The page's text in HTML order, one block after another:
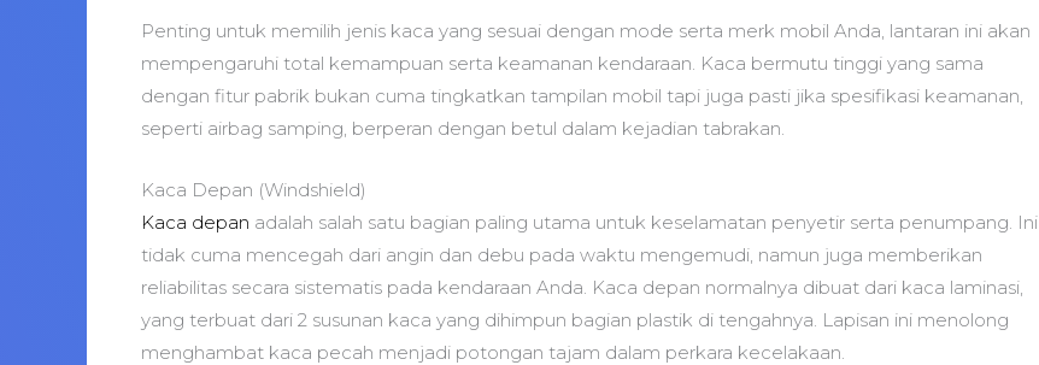
Penting untuk memilih jenis kaca yang sesuai dengan mode serta merk mobil Anda, lantaran ini akan
mempengaruhi total kemampuan serta keamanan kendaraan. Kaca bermutu tinggi yang sama
dengan fitur pabrik bukan cuma tingkatkan tampilan mobil tapi juga pasti jika spesifikasi keamanan,
seperti airbag samping, berperan dengan betul dalam kejadian tabrakan.
Kaca Depan (Windshield)
Kaca depan adalah salah satu bagian paling utama untuk keselamatan penyetir serta penumpang. Ini
tidak cuma mencegah dari angin dan debu pada waktu mengemudi, namun juga memberikan
reliabilitas secara sistematis pada kendaraan Anda. Kaca depan normalnya dibuat dari kaca laminasi,
yang terbuat dari 2 susunan kaca yang dihimpun bagian plastik di tengahnya. Lapisan ini menolong
menghambat kaca pecah menjadi potongan tajam dalam perkara kecelakaan.